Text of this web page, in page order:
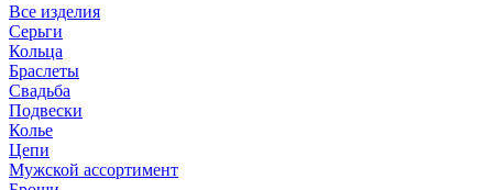
Все изделия
Серьги
Кольца
Браслеты
Свадьба
Подвески
Колье
Цепи
Мужской ассортимент